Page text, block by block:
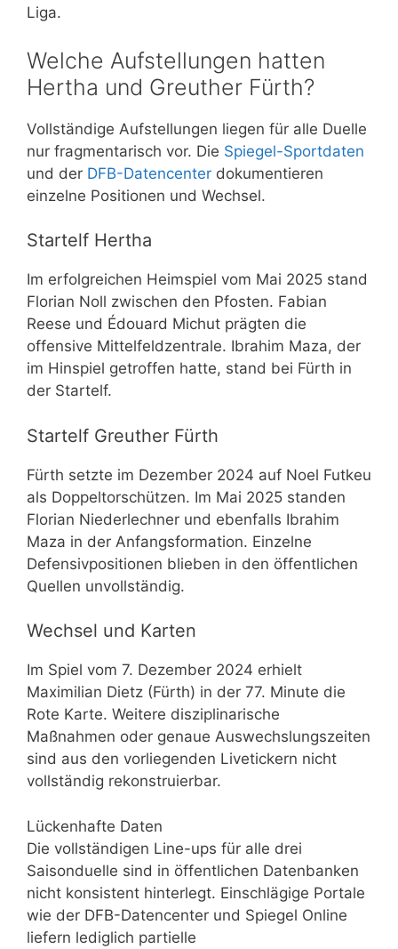
Liga.
Welche Aufstellungen hatten
Hertha und Greuther Fürth?
Vollständige Aufstellungen liegen für alle Duelle
nur fragmentarisch vor. Die Spiegel-Sportdaten
und der DFB-Datencenter dokumentieren
einzelne Positionen und Wechsel.
Startelf Hertha
Im erfolgreichen Heimspiel vom Mai 2025 stand
Florian Noll zwischen den Pfosten. Fabian
Reese und Édouard Michut prägten die
offensive Mittelfeldzentrale. Ibrahim Maza, der
im Hinspiel getroffen hatte, stand bei Fürth in
der Startelf.
Startelf Greuther Fürth
Fürth setzte im Dezember 2024 auf Noel Futkeu
als Doppeltorschützen. Im Mai 2025 standen
Florian Niederlechner und ebenfalls Ibrahim
Maza in der Anfangsformation. Einzelne
Defensivpositionen blieben in den öffentlichen
Quellen unvollständig.
Wechsel und Karten
Im Spiel vom 7. Dezember 2024 erhielt
Maximilian Dietz (Fürth) in der 77. Minute die
Rote Karte. Weitere disziplinarische
Maßnahmen oder genaue Auswechslungszeiten
sind aus den vorliegenden Livetickern nicht
vollständig rekonstruierbar.
Lückenhafte Daten
Die vollständigen Line-ups für alle drei
Saisonduelle sind in öffentlichen Datenbanken
nicht konsistent hinterlegt. Einschlägige Portale
wie der DFB-Datencenter und Spiegel Online
liefern lediglich partielle